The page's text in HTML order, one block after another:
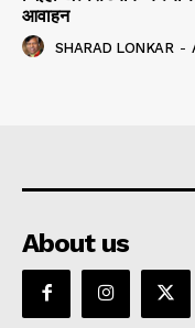
आवाहन
SHARAD LONKAR -
About us